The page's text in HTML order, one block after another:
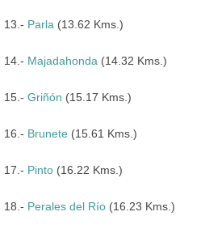
13.- Parla (13.62 Kms.)
14.- Majadahonda (14.32 Kms.)
15.- Griñón (15.17 Kms.)
16.- Brunete (15.61 Kms.)
17.- Pinto (16.22 Kms.)
18.- Perales del Río (16.23 Kms.)